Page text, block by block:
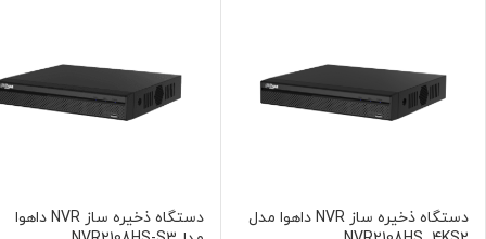
دستگاه ذخیره ساز NVR داهوا مدل
دستگاه ذخیره ساز NVR داهوا